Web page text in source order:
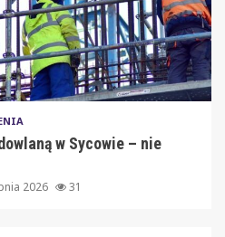
w Sycowie – nie
2026 31